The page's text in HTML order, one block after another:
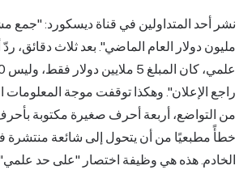
مليون دولار العام الماضي". بعد ثلاث دقائق،
راجع الإعلان". وهكذا توقفت موجة المعلومات
من التواضع، أربعة أحرف صغيرة مكتوبة
خطأً مطبعيًا من أن يتحول إلى شائعة منتشرة